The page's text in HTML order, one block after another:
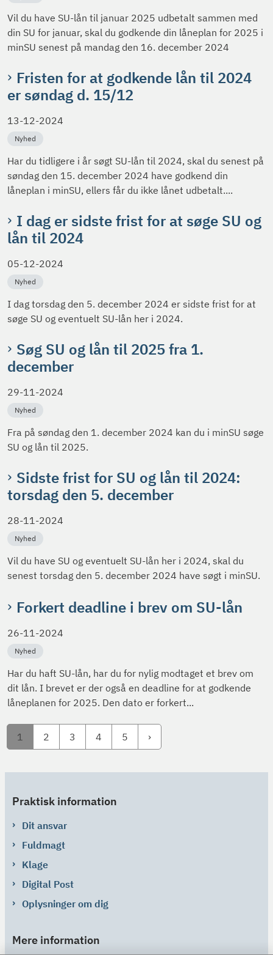
Vil du have SU-lån til januar 2025 udbetalt sammen med
din SU for januar, skal du godkende din låneplan for 2025 i
minSU senest på mandag den 16. december 2024
Fristen for at godkende lån til 2024
er søndag d. 15/12
13-12-2024
Nyhed
Har du tidligere i år søgt SU-lån til 2024, skal du senest på
søndag den 15. december 2024 have godkend din
låneplan i minSU, ellers får du ikke lånet udbetalt....
I dag er sidste frist for at søge SU og
lån til 2024
05-12-2024
Nyhed
I dag torsdag den 5. december 2024 er sidste frist for at
søge SU og eventuelt SU-lån her i 2024.
Søg SU og lån til 2025 fra 1.
december
29-11-2024
Nyhed
Fra på søndag den 1. december 2024 kan du i minSU søge
SU og lån til 2025.
Sidste frist for SU og lån til 2024:
torsdag den 5. december
28-11-2024
Nyhed
Vil du have SU og eventuelt SU-lån her i 2024, skal du
senest torsdag den 5. december 2024 have søgt i minSU.
Forkert deadline i brev om SU-lån
26-11-2024
Nyhed
Har du haft SU-lån, har du for nylig modtaget et brev om
dit lån. I brevet er der også en deadline for at godkende
låneplanen for 2025. Den dato er forkert...
1 2 3 4 5
Praktisk information
Dit ansvar
Fuldmagt
Klage
Digital Post
Oplysninger om dig
Mere information